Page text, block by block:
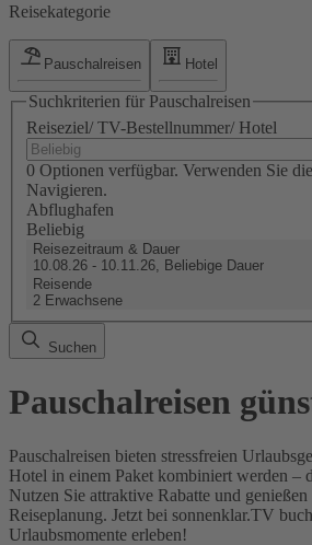
Reisekategorie
Pauschalreisen Hotel
Suchkriterien für Pauschalreisen
Reiseziel/ TV-Bestellnummer/ Hotel
0 Optionen verfügbar. Verwenden Sie
Navigieren.
Abflughafen
Beliebig
Reisezeitraum & Dauer
10.08.26 - 10.11.26, Beliebige Dauer
Reisende
2 Erwachsene
Suchen
Pauschalreisen
Pauschalreisen bieten stressfreien
Hotel in einem Paket kombiniert werden –
Nutzen Sie attraktive Rabatte und genießen
Reiseplanung. Jetzt bei sonnenklar.TV
Urlaubsmomente erleben!